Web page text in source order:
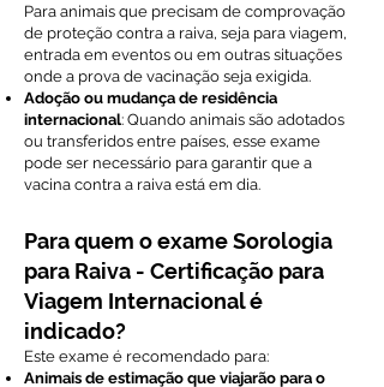
Para animais que precisam de comprovação
de proteção contra a raiva, seja para viagem,
entrada em eventos ou em outras situações
onde a prova de vacinação seja exigida.
Adoção ou mudança de residência
internacional: Quando animais são adotados
ou transferidos entre países, esse exame
pode ser necessário para garantir que a
vacina contra a raiva está em dia.
Para quem o exame Sorologia
para Raiva - Certificação para
Viagem Internacional é
indicado?
Este exame é recomendado para:
Animais de estimação que viajarão para o